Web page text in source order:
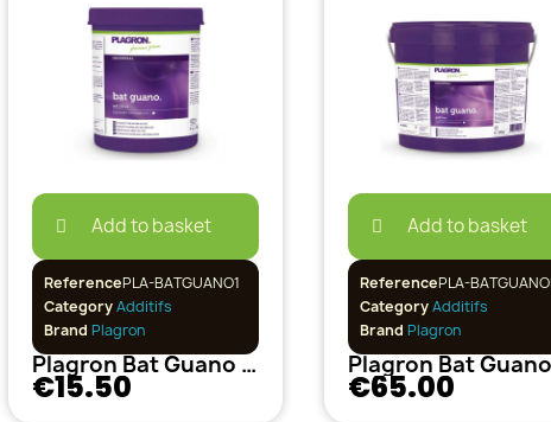
Add to basket
ReferencePLA-BATGUANO1
CategoryAdditifs
Brand Plagron
Plagron Bat Guano 1L
€15.50
Add to basket
ReferencePLA-
CategoryAdditifs
Brand Plagron
€65.00